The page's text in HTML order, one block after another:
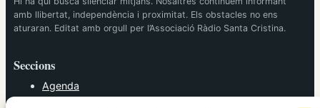
amb llibertat, independència i proximitat. Els obstacles no ens
aturaran. Editat amb orgull per l’Associació Ràdio Santa Cristina.
Seccions
Agenda